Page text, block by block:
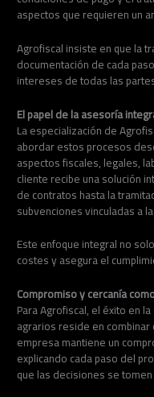
aspectos que requieren un
Agrofiscal insiste en que la
documentación de cada
intereses de todas las
El papel de la asesoría
La especialización de
abordar estos procesos
aspectos fiscales, legales,
cliente recibe una solución
de contratos hasta la
subvenciones vinculadas a
Este enfoque integral no
costes y asegura el
Compromiso y cercanía
Para Agrofiscal, el éxito en
agrarios reside en
empresa mantiene un
explicando cada paso del
que las decisiones se